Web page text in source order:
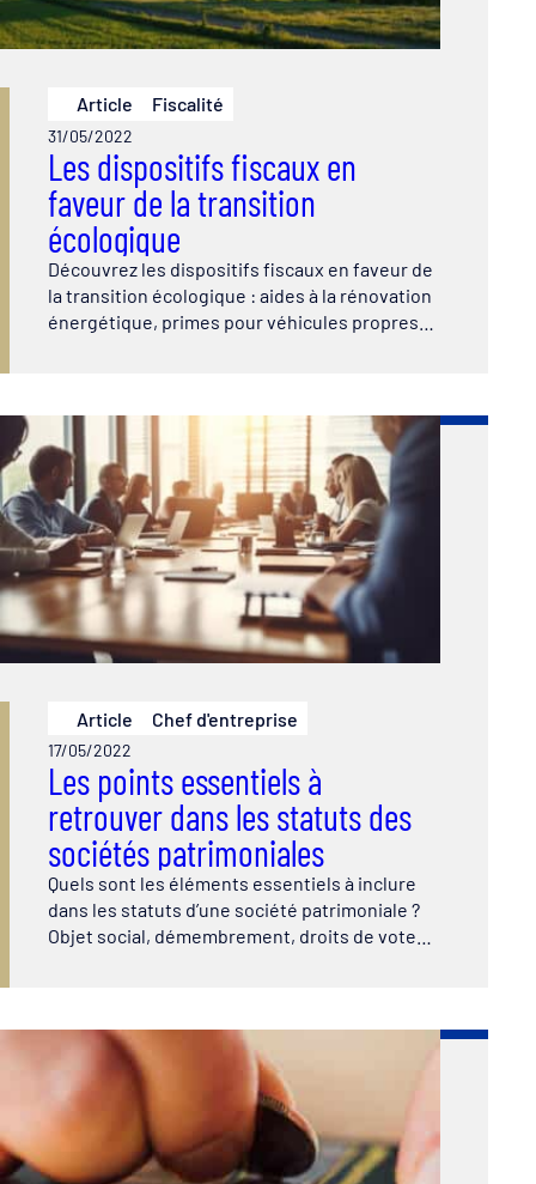
Article Fiscalité
31/05/2022
Les dispositifs fiscaux en
faveur de la transition
écologique
Découvrez les dispositifs fiscaux en faveur de
la transition écologique : aides à la rénovation
énergétique, primes pour véhicules propres…
Article Chef d'entreprise
17/05/2022
Les points essentiels à
retrouver dans les statuts des
sociétés patrimoniales
Quels sont les éléments essentiels à inclure
dans les statuts d’une société patrimoniale ?
Objet social, démembrement, droits de vote…